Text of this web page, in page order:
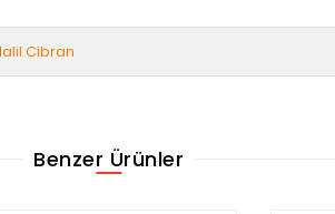
Cibran
Benzer Ürünler